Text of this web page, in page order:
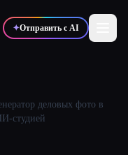
✦Отправить с AI
Дизайнерыделовых фото в
студией